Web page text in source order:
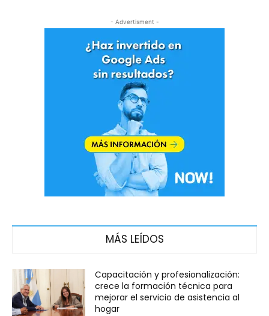
- Advertisment -
MÁS LEÍDOS
Capacitación y profesionalización:
crece la formación técnica para
mejorar el servicio de asistencia al
hogar